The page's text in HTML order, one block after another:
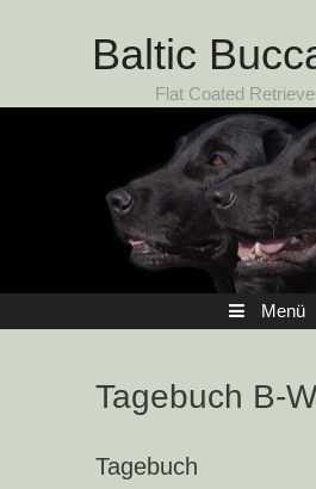
Baltic
Flat Coated
Menü
Tagebuch B-
Tagebuch